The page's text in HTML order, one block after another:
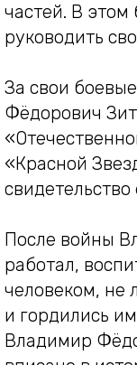
частей. В
руководить
За свои
Фёдорович
«Красной
После войны
работал,
человеком, не
и гордились
Владимир